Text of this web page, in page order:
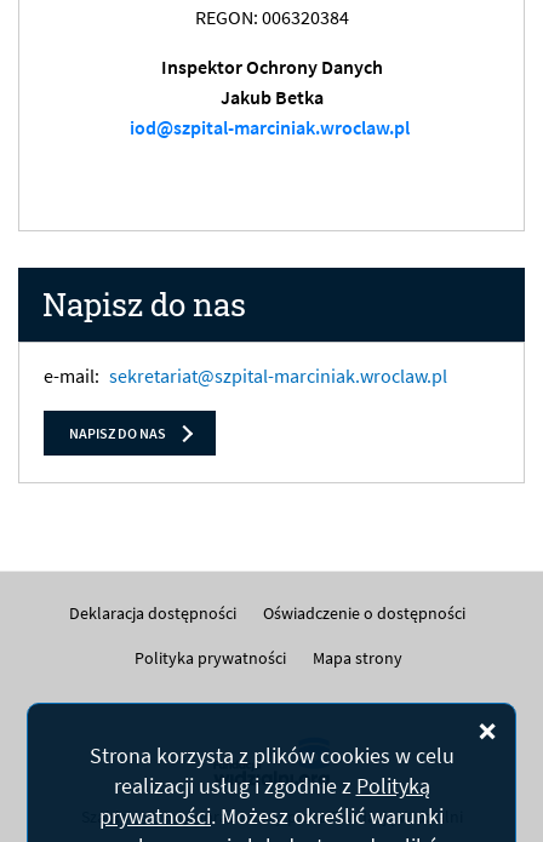
Strona korzysta z plikówcookies w celu
realizacji usług i zgodnie z Polityką
prywatności. Możesz określić warunki
REGON: 006320384
Inspektor Ochrony Danych
Jakub Betka
iod@szpital-marciniak.wroclaw.pl
Napisz do nas
e-mail: sekretariat@szpital-marciniak.wroclaw.pl
NAPISZ DO NAS
Szablon strony opracowany przez Fundację Widzialni
Deklaracja dostępności Oświadczenie o dostępności
Polityka prywatności Mapa strony